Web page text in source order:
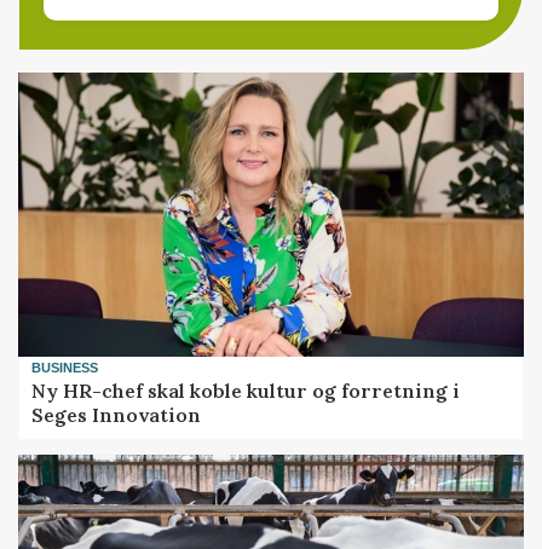
BUSINESS
Ny HR-chef skal koble kultur og forretning i
Seges Innovation